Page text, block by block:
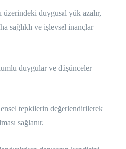
üzerindeki duygusal yük azalır,
sağlıklı ve işlevsel inançlar
duygular ve düşünceler
tepkilerin değerlendirilerek
sağlanır.